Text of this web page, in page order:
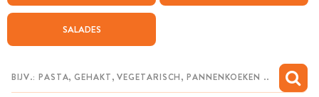
SALADES
WEEKMENU
CHAT MET MAIA
MIJN BEWAARDE RECEPTEN